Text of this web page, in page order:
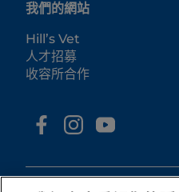
我們的網站
Hill’s Vet
人才招募
收容所合作